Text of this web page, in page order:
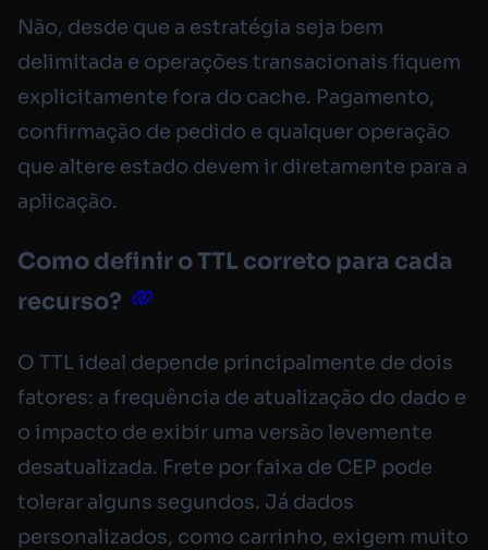
Não, desde que a estratégia seja bem
delimitada e operações transacionais fiquem
explicitamente fora do cache. Pagamento,
confirmação de pedido e qualquer operação
que altere estado devem ir diretamente para a
aplicação.
Como definir o TTL correto para cada
recurso?
O TTL ideal depende principalmente de dois
fatores: a frequência de atualização do dado e
o impacto de exibir uma versão levemente
desatualizada. Frete por faixa de CEP pode
tolerar alguns segundos. Já dados
personalizados, como carrinho, exigem muito